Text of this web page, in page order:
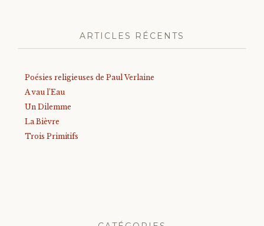
ARTICLES RÉCENTS
Poésies religieuses de Paul Verlaine
A vau l’Eau
Un Dilemme
La Bièvre
Trois Primitifs